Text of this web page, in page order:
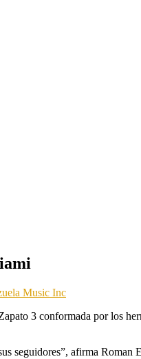
Music Inc
3 conformada por los
seguidores”, afirma